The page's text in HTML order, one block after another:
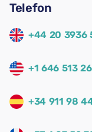
Telefon
+44 20 3936
+1 646 513
+34 911 98